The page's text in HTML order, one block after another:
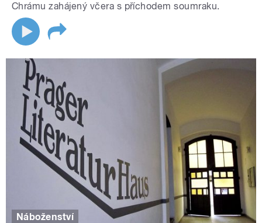
Chrámu zahájený včera s příchodem soumraku.
Náboženství